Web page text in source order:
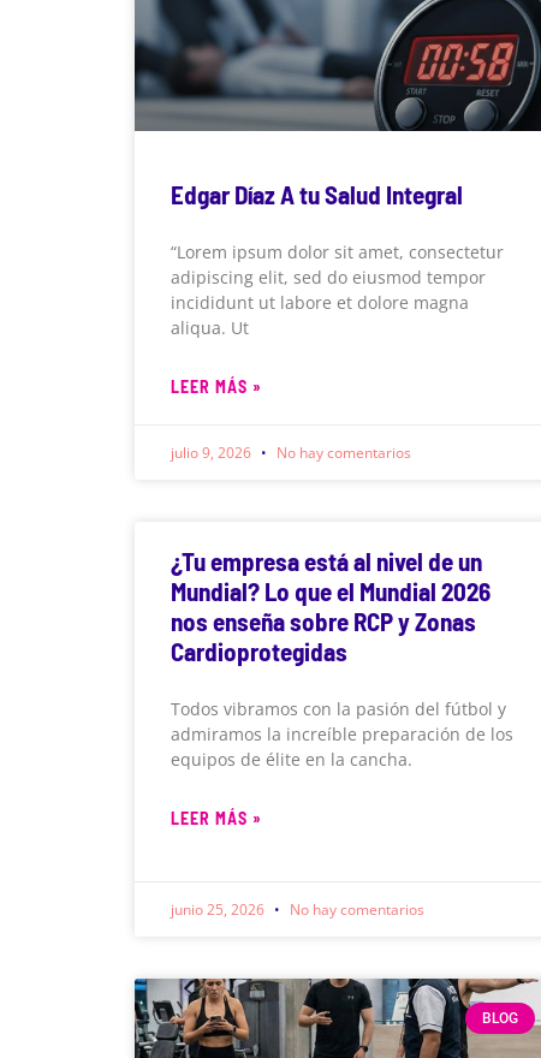
Edgar Díaz A tu Salud Integral
“Lorem ipsum dolor sit amet, consectetur
adipiscing elit, sed do eiusmod tempor
incididunt ut labore et dolore magna
aliqua. Ut
LEER MÁS »
julio 9, 2026 No hay comentarios
¿Tu empresa está al nivel de un
Mundial? Lo que el Mundial 2026
nos enseña sobre RCP y Zonas
Cardioprotegidas
Todos vibramos con la pasión del fútbol y
admiramos la increíble preparación de los
equipos de élite en la cancha.
LEER MÁS »
junio 25, 2026 No hay comentarios
BLOG